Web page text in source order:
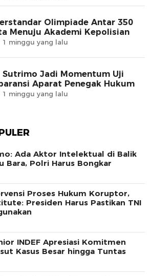
Olimpiade Antar 350
Menuju Akademi Kepolisian
1 minggu yang lalu
Sutrimo Jadi Momentum Uji
Aparat Penegak Hukum
1 minggu yang lalu
Ada Aktor Intelektual di Balik
Bara, Polri Harus Bongkar
Proses Hukum Koruptor,
Presiden Harus Pastikan TNI
INDEF Apresiasi Komitmen
Kasus Besar hingga Tuntas